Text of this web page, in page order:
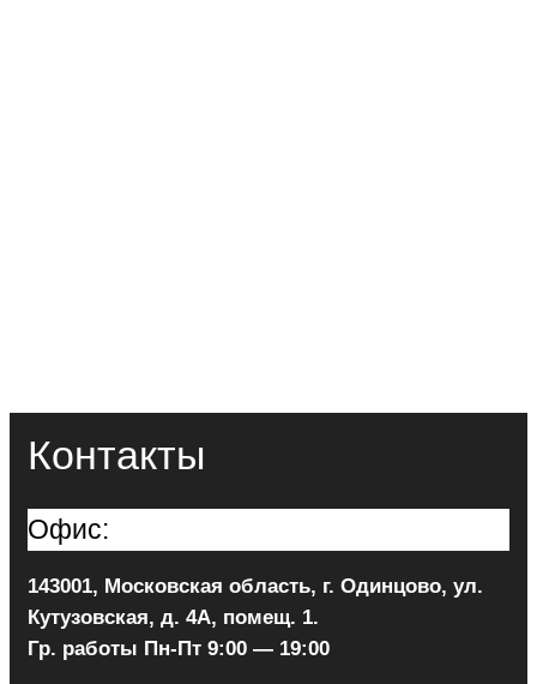
Контакты
Офис:
143001, Московская область, г. Одинцово, ул.
Кутузовская, д. 4А, помещ. 1.
Гр. работы Пн-Пт 9:00 — 19:00